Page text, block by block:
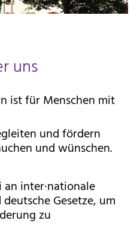
uns
ist für Menschen mit
und fördern
und wünschen.
inter·nationale
Gesetze, um
zu